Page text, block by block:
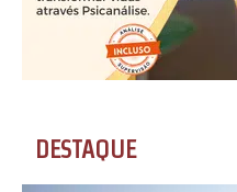
DESTAQUE